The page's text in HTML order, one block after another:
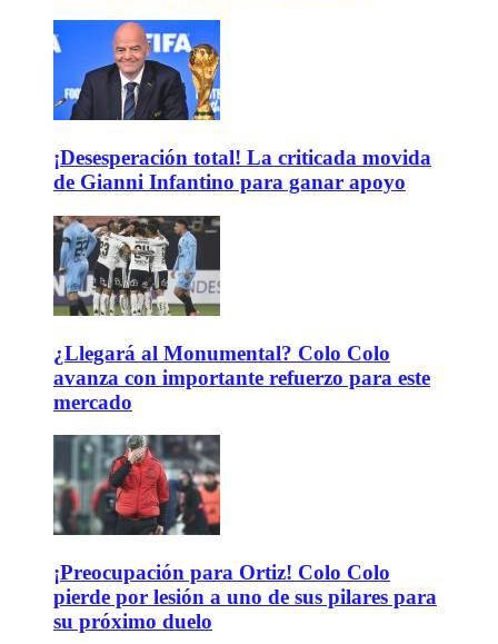
¡Desesperación total! La criticada movida
de Gianni Infantino para ganar apoyo
¿Llegará al Monumental? Colo Colo
avanza con importante refuerzo para este
mercado
¡Preocupación para Ortiz! Colo Colo
pierde por lesión a uno de sus pilares para
su próximo duelo